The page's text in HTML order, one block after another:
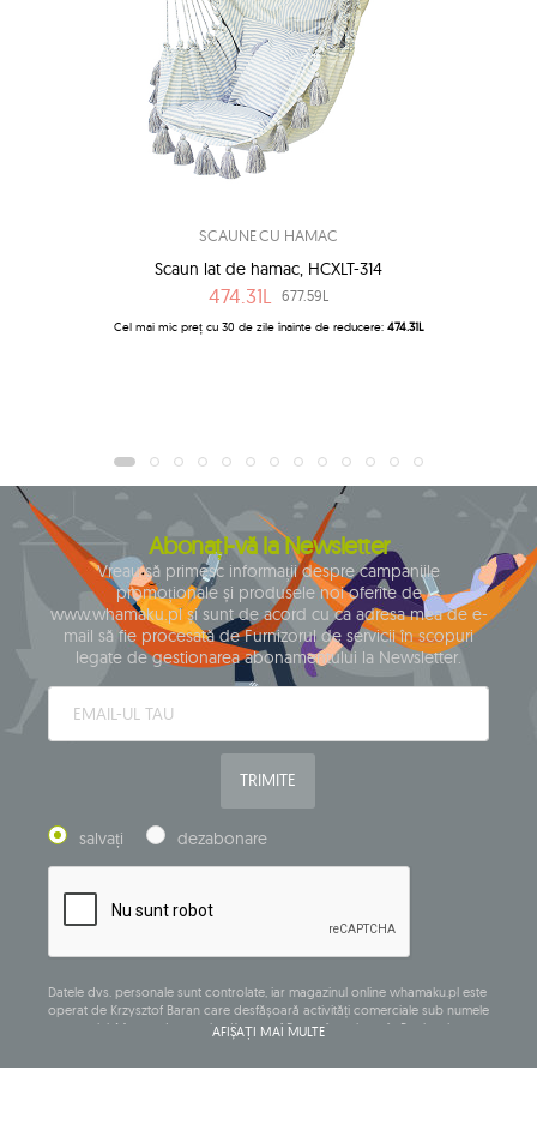
SCAUNE CU HAMAC
Scaun lat de hamac, HCXLT-314
474.31L 677.59L
Cel mai mic preț cu 30 de zile înainte de reducere: 474.31L
Abonați-vă la Newsletter
Vreau să primesc informații despre campaniile
promoționale și produsele noi oferite de
www.whamaku.pl și sunt de acord cu ca adresa mea de e-
mail să fie procesată de Furnizorul de servicii în scopuri
legate de gestionarea abonamentului la Newsletter.
TRIMITE
salvați dezabonare
Datele dvs. personale sunt controlate, iar magazinul online whamaku.pl este
operat de Krzysztof Baran care desfășoară activități comerciale sub numele
companiei: Mouton Interactive Krzysztof Baran, înregistrat în Registrul
central al activităților comerciale și având sediul social la ul. Starowiejska
AFIȘAȚI MAI MULTE